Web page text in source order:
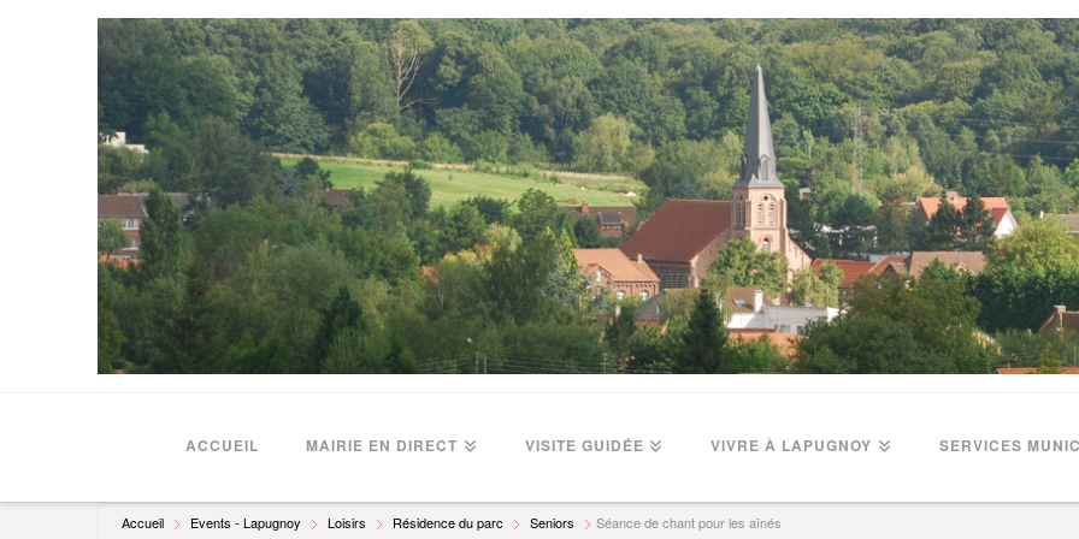
ACCUEIL MAIRIE EN DIRECT VISITE GUIDÉE VIVRE À LAPUGNOY SERVICES
Accueil Events - Lapugnoy Loisirs Résidence du parc Seniors Séance de chant pour les aînés